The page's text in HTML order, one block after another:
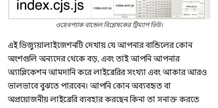
ওয়েবপ্যাক বান্ডেল বিশ্লেষকের ট্রিম্যাপ ভিউ।
এই ভিজ্যুয়ালাইজেশনটি দেখায় যে আপনার বান্ডিলের কোন
অংশগুলি অন্যদের থেকে বড়, এবং তাই আপনি আপনার
অ্যাপ্লিকেশন আমদানি করে লাইব্রেরির সংখ্যা এবং আকার আরও
ভালভাবে বুঝতে পারবেন। আপনি কোন অব্যবহৃত বা
অপ্রয়োজনীয় লাইব্রেরি ব্যবহার করছেন কিনা তা সনাক্ত করতে